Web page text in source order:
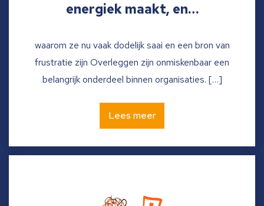
energiek maakt, en…
waarom ze nu vaak dodelijk saai en een bron van
frustratie zijn Overleggen zijn onmiskenbaar een
belangrijk onderdeel binnen organisaties. […]
Lees meer